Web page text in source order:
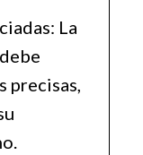
La
precisas,